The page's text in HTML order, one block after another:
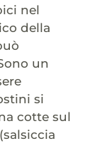
nel
della
un
si
cotte sul